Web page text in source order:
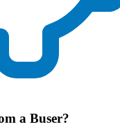
a Buser?